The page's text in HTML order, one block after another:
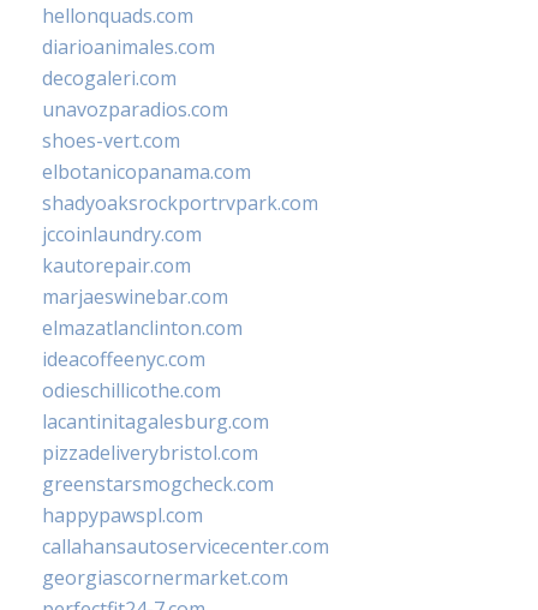
hellonquads.com
diarioanimales.com
decogaleri.com
unavozparadios.com
shoes-vert.com
elbotanicopanama.com
shadyoaksrockportrvpark.com
jccoinlaundry.com
kautorepair.com
marjaeswinebar.com
elmazatlanclinton.com
ideacoffeenyc.com
odieschillicothe.com
lacantinitagalesburg.com
pizzadeliverybristol.com
greenstarsmogcheck.com
happypawspl.com
callahansautoservicecenter.com
georgiascornermarket.com